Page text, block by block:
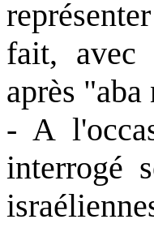
fait, avec
après
- A
interrogé